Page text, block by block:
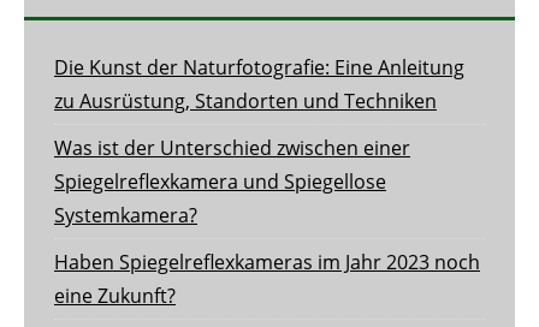
Die Kunst der Naturfotografie: Eine Anleitung
zu Ausrüstung, Standorten und Techniken
Was ist der Unterschied zwischen einer
Spiegelreflexkamera und Spiegellose
Systemkamera?
Haben Spiegelreflexkameras im Jahr 2023 noch
eine Zukunft?